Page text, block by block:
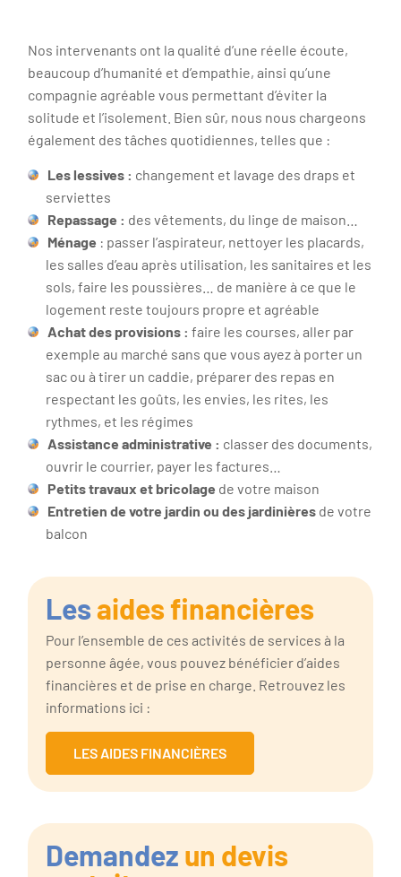
Nos intervenants ont la qualité d’une réelle écoute,
beaucoup d’humanité et d’empathie, ainsi qu’une
compagnie agréable vous permettant d’éviter la
solitude et l’isolement. Bien sûr, nous nous chargeons
également des tâches quotidiennes, telles que :
Les lessives : changement et lavage des draps et
serviettes
Repassage : des vêtements, du linge de maison…
Ménage : passer l’aspirateur, nettoyer les placards,
les salles d’eau après utilisation, les sanitaires et les
sols, faire les poussières… de manière à ce que le
logement reste toujours propre et agréable
Achat des provisions : faire les courses, aller par
exemple au marché sans que vous ayez à porter un
sac ou à tirer un caddie, préparer des repas en
respectant les goûts, les envies, les rites, les
rythmes, et les régimes
Assistance administrative : classer des documents,
ouvrir le courrier, payer les factures…
Petits travaux et bricolage de votre maison
Entretien de votre jardin ou des jardinières de votre
balcon
Lesaides financières
Pour l’ensemble de ces activités de services à la
personne âgée, vous pouvez bénéficier d’aides
financières et de prise en charge. Retrouvez les
informations ici :
LES AIDES FINANCIÈRES
Demandez un devis